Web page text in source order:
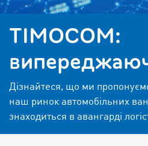
TIMOCOM:
Дізнайтеся, що ми
наш ринок автомобільних
знаходиться в авангарді